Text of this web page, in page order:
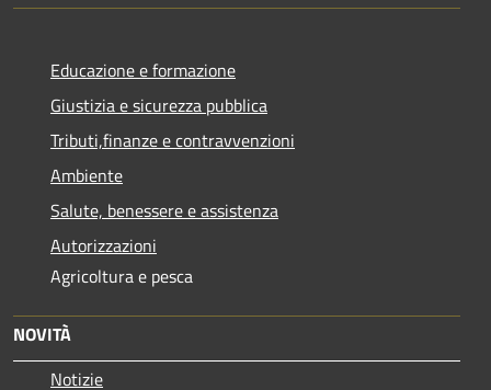
Educazione e formazione
Giustizia e sicurezza pubblica
Tributi,finanze e contravvenzioni
Ambiente
Salute, benessere e assistenza
Autorizzazioni
Agricoltura e pesca
NOVITÀ
Notizie